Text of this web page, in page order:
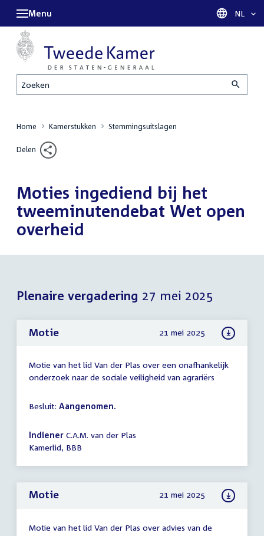
Zoeken
Menu Taal
NL
Home Kamerstukken Stemmingsuitslagen
Delen
Moties ingediend bij het
tweeminutendebat Wet open
overheid
Plenaire vergadering 27 mei 2025
Motie 21 mei 2025
Motie van het lid Van der Plas over een onafhankelijk
onderzoek naar de sociale veiligheid van agrariërs
Besluit: Aangenomen.
Indiener C.A.M. van der Plas
Kamerlid, BBB
Motie 21 mei 2025
Motie van het lid Van der Plas over advies van de